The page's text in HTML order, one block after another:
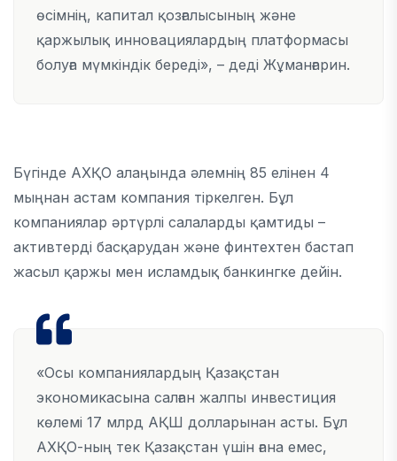
өсімнің, капитал қозғалысының және
қаржылық инновациялардың платформасы
болуға мүмкіндік береді», – деді Жұманғарин.
Бүгінде АХҚО алаңында әлемнің 85 елінен 4
мыңнан астам компания тіркелген. Бұл
компаниялар әртүрлі салаларды қамтиды –
активтерді басқарудан және финтехтен бастап
жасыл қаржы мен исламдық банкингке дейін.
«Осы компаниялардың Қазақстан
экономикасына салған жалпы инвестиция
көлемі 17 млрд АҚШ долларынан асты. Бұл
АХҚО-ның тек Қазақстан үшін ғана емес,